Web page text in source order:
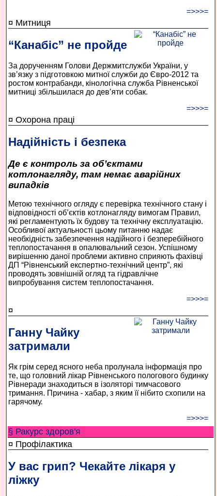
=>>>=
¤ Митниця
“Канабіс” не пройде
За дорученням Голови Держмитслужби України, у
зв’язку з підготовкою митної служби до Євро-2012 та
ростом контрабанди, кінологічна служба Рівненської
митниці збільшилася до дев’яти собак.
=>>>=
¤ Охорона праці
Надійність і безпека
Де є контроль за об’єктами
котлонагляду, там немає аварійних
випадків
Метою технічного огляду є перевірка технічного стану і
відповідності об’єктів котлонагляду вимогам Правил,
які регламентують їх будову та технічну експлуатацію.
Особливої актуальності цьому питанню надає
необхідність забезпечення надійного і безперебійного
теплопостачання в опалювальний сезон. Успішному
вирішенню даної проблеми активно сприяють фахівці
ДП “Рівненський експертно-технічний центр”, які
проводять зовнішній огляд та гідравлічне
випробування систем теплопостачання.
=>>>=
¤
Ганну Чайку
затримали
Як грім серед ясного неба пролунала інформація про
те, що головний лікар Рівненського пологового будинку
Рівнеради знаходиться в ізоляторі тимчасового
тримання. Причина - хабар, з яким її нібито схопили на
гарячому.
=>>>=
§ Ракурс здоров'я
¤ Профілактика
У вас грип? Чекайте лікаря у
ліжку